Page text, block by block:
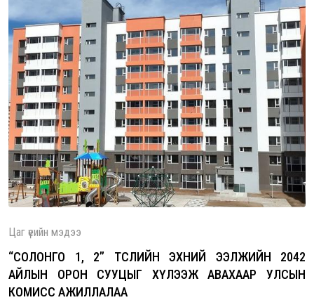
Цаг үеийн мэдээ
“СОЛОНГО 1, 2” ТӨСЛИЙН ЭХНИЙ ЭЭЛЖИЙН 2042
АЙЛЫН ОРОН СУУЦЫГ ХҮЛЭЭЖ АВАХААР УЛСЫН
КОМИСС АЖИЛЛАЛАА